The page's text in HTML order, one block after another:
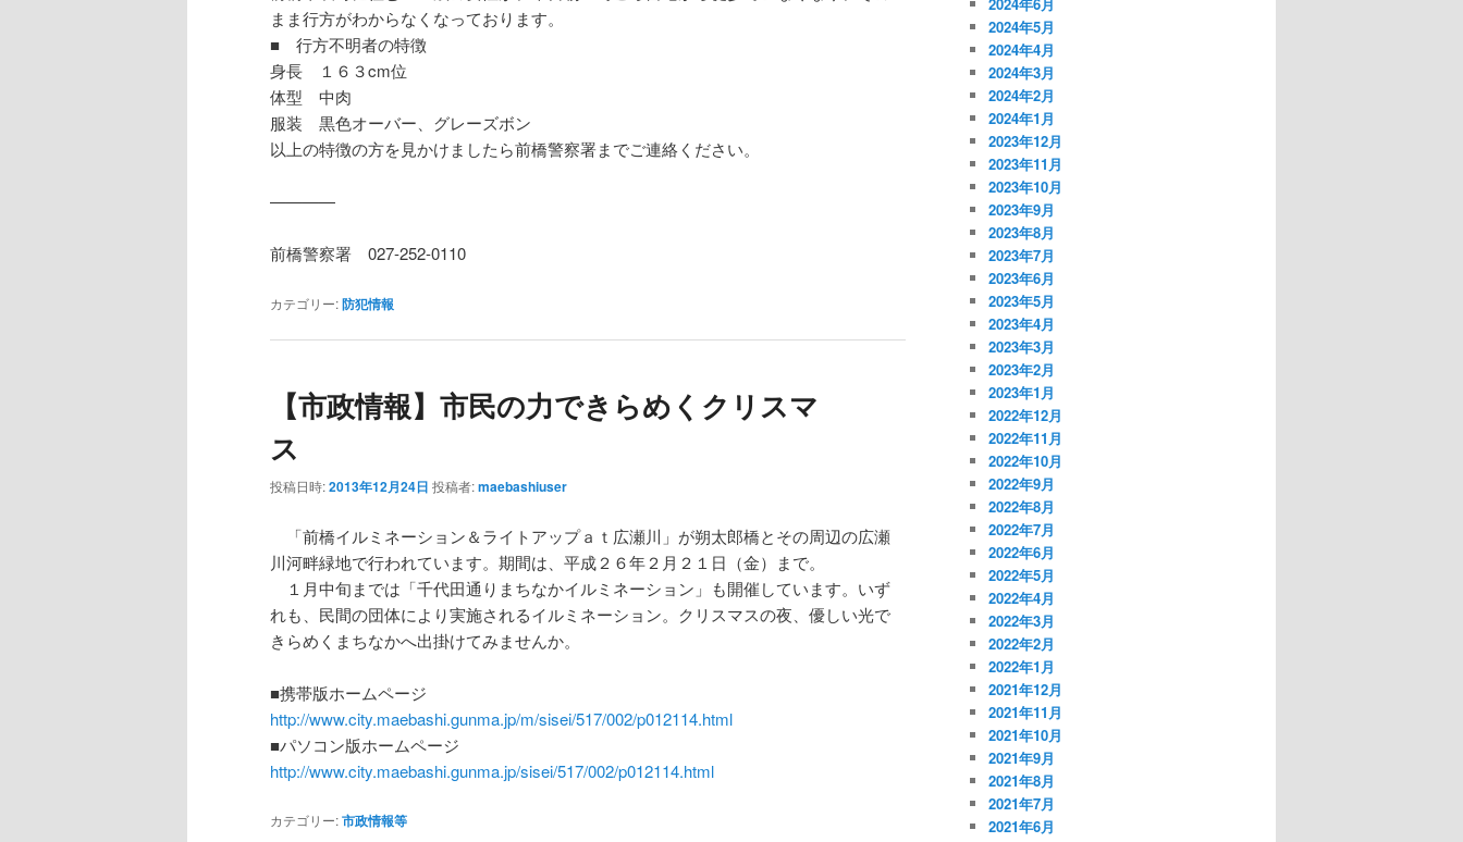
まま行方がわからなくなっております。
■ 行方不明者の特徴
身長 １６３cm位
体型 中肉
服装 黒色オーバー、グレーズボン
以上の特徴の方を見かけましたら前橋警察署までご連絡ください。
————
前橋警察署 027-252-0110
カテゴリー:防犯情報
【市政情報】市民の力できらめくクリスマ
ス
投稿日時:2013年12月24日 投稿者:maebashiuser
「前橋イルミネーション＆ライトアップａｔ広瀬川」が朔太郎橋とその周辺の広瀬
川河畔緑地で行われています。期間は、平成２６年２月２１日（金）まで。
１月中旬までは「千代田通りまちなかイルミネーション」も開催しています。いず
れも、民間の団体により実施されるイルミネーション。クリスマスの夜、優しい光で
きらめくまちなかへ出掛けてみませんか。
■携帯版ホームページ
http://www.city.maebashi.gunma.jp/m/sisei/517/002/p012114.html
■パソコン版ホームページ
http://www.city.maebashi.gunma.jp/sisei/517/002/p012114.html
カテゴリー:市政情報等
2024年5月
2024年4月
2024年3月
2024年2月
2024年1月
2023年12月
2023年11月
2023年10月
2023年9月
2023年8月
2023年7月
2023年6月
2023年5月
2023年4月
2023年3月
2023年2月
2023年1月
2022年12月
2022年11月
2022年10月
2022年9月
2022年8月
2022年7月
2022年6月
2022年5月
2022年4月
2022年3月
2022年2月
2022年1月
2021年12月
2021年11月
2021年10月
2021年9月
2021年8月
2021年7月
2021年6月